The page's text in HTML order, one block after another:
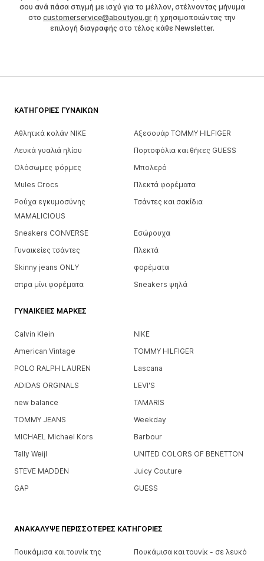
σου ανά πάσα στιγμή με ισχύ για το μέλλον, στέλνοντας μήνυμα
στο customerservice@aboutyou.gr ή χρησιμοποιώντας την
επιλογή διαγραφής στο τέλος κάθε Newsletter.
ΚΑΤΗΓΟΡΊΕΣ ΓΥΝΑΙΚΏΝ
Αθλητικά κολάν NIKE
Αξεσουάρ TOMMY HILFIGER
Λευκά γυαλιά ηλίου
Πορτοφόλια και θήκες GUESS
Ολόσωμες φόρμες
Μπολερό
Mules Crocs
Πλεκτά φορέματα
Ρούχα εγκυμοσύνης
MAMALICIOUS
Τσάντες και σακίδια
Sneakers CONVERSE
Εσώρουχα
Γυναικείες τσάντες
Πλεκτά
Skinny jeans ONLY
φορέματα
σπρα μίνι φορέματα
Sneakers ψηλά
ΓΥΝΑΙΚΕΊΕΣ ΜΆΡΚΕΣ
Calvin Klein
NIKE
American Vintage
TOMMY HILFIGER
POLO RALPH LAUREN
Lascana
ADIDAS ORGINALS
LEVI'S
new balance
TAMARIS
TOMMY JEANS
Weekday
MICHAEL Michael Kors
Barbour
Tally Weijl
UNITED COLORS OF BENETTON
STEVE MADDEN
Juicy Couture
GAP
GUESS
ΑΝΑΚΆΛΥΨΕ ΠΕΡΙΣΣΌΤΕΡΕΣ ΚΑΤΗΓΟΡΊΕΣ
Πουκάμισα και τουνίκ της
Πουκάμισα και τουνίκ - σε λευκό